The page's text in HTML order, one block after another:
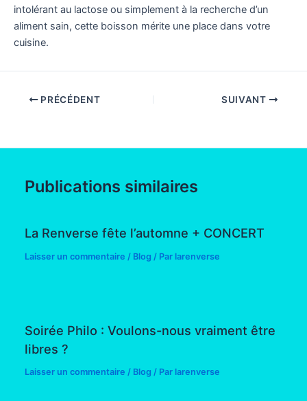
intolérant au lactose ou simplement à la recherche d’un
aliment sain, cette boisson mérite une place dans votre
cuisine.
PRÉCÉDENT SUIVANT
Publications similaires
La Renverse fête l’automne + CONCERT
Laisser un commentaire / Blog / Par larenverse
Soirée Philo : Voulons-nous vraiment être
libres ?
Laisser un commentaire / Blog / Par larenverse